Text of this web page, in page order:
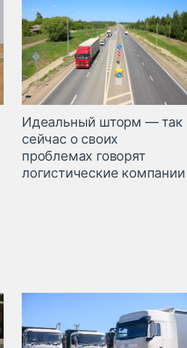
Идеальный шторм — так
сейчас о своих
проблемах говорят
логистические компании